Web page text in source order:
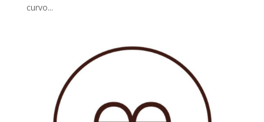
curvo...